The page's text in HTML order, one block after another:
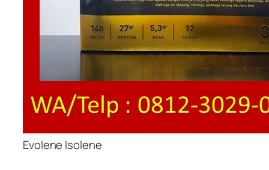
Evolene Isolene